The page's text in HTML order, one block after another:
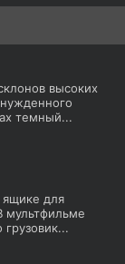
высоких
темный...
ящике для
мультфильме